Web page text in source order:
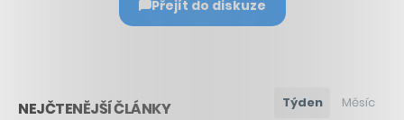
Přejít do diskuze
NEJČTENĚJŠÍ ČLÁNKY Týden Měsíc